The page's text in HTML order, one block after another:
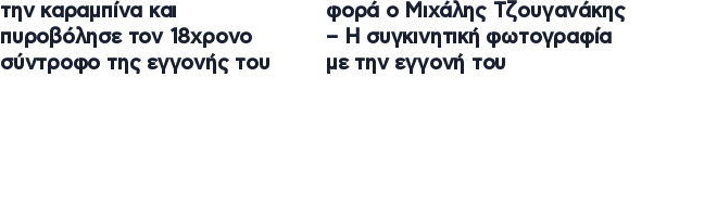
την καραμπίνα και
πυροβόλησε τον 18χρονο
σύντροφο της εγγονής του
φορά ο Μιχάλης Τζουγανάκης
– Η συγκινητική φωτογραφία
με την εγγονή του